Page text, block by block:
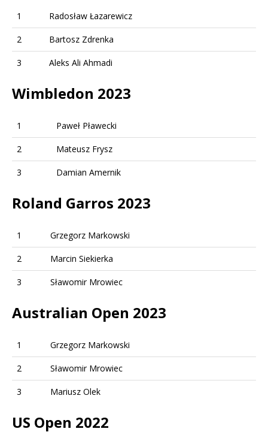
1 Radosław Łazarewicz
2 Bartosz Zdrenka
3 Aleks Ali Ahmadi
Wimbledon 2023
1 Paweł Pławecki
2 Mateusz Frysz
3 Damian Amernik
Roland Garros 2023
1 Grzegorz Markowski
2 Marcin Siekierka
3 Sławomir Mrowiec
Australian Open 2023
1 Grzegorz Markowski
2 Sławomir Mrowiec
3 Mariusz Olek
US Open 2022